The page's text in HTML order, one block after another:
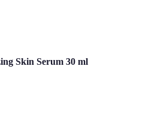
Skin Serum 30 ml